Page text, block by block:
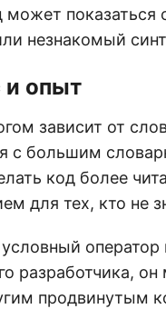
показаться
незнакомый
и опыт
зависит от
с большим
код более
для тех, кто не
разработчика,
продвинутым